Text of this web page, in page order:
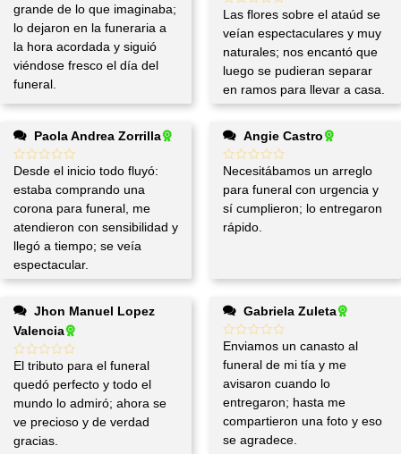
grande de lo que imaginaba;
lo dejaron en la funeraria a
la hora acordada y siguió
viéndose fresco el día del
funeral.
Las flores sobre el ataúd se
veían espectaculares y muy
naturales; nos encantó que
luego se pudieran separar
en ramos para llevar a casa.
Paola Andrea Zorrilla
Desde el inicio todo fluyó:
estaba comprando una
corona para funeral, me
atendieron con sensibilidad y
llegó a tiempo; se veía
espectacular.
Angie Castro
Necesitábamos un arreglo
para funeral con urgencia y
sí cumplieron; lo entregaron
rápido.
Valencia
El tributo para el funeral
quedó perfecto y todo el
mundo lo admiró; ahora se
ve precioso y de verdad
gracias.
Gabriela Zuleta
Enviamos un canasto al
funeral de mi tía y me
avisaron cuando lo
entregaron; hasta me
compartieron una foto y eso
se agradece.